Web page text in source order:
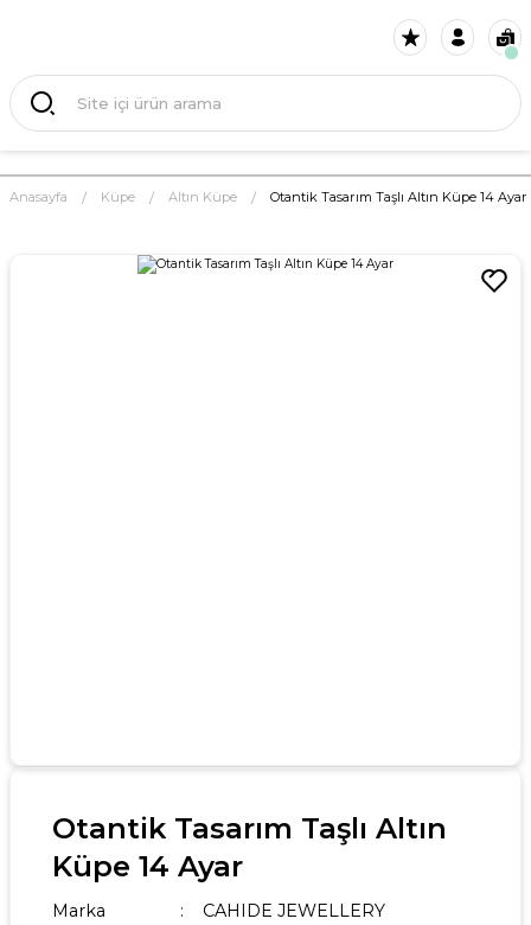
Anasayfa Küpe Altın Küpe Otantik Tasarım Taşlı Altın Küpe 14 Ayar
Otantik Tasarım Taşlı Altın
Küpe 14 Ayar
Marka
CAHIDE JEWELLERY